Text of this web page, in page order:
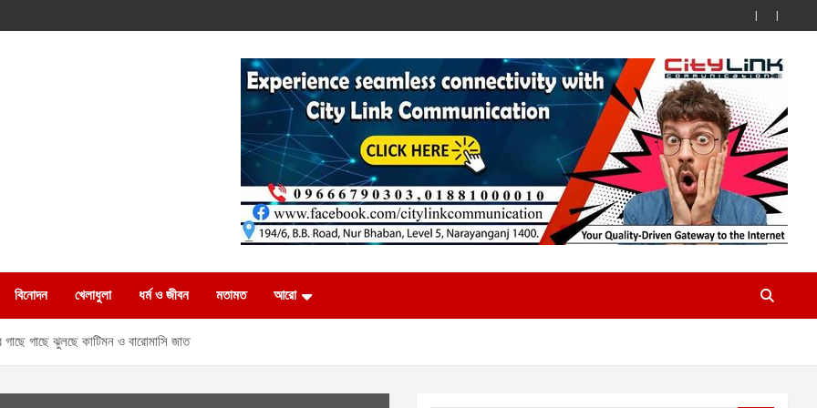
বিনোদন খেলাধুলা ধর্ম ও জীবন মতামত আরো
গাছে ঝুলছে কাটিমন ও বারোমাসি জাত